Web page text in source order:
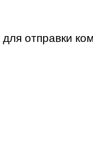
для отправки